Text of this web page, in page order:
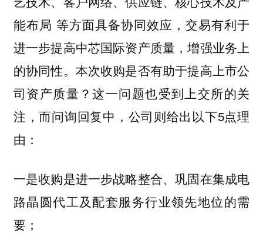
能布局 等方面具备协同效应，交易有利于
进一步提高中芯国际资产质量，增强业务上
的协同性。本次收购是否有助于提高上市公
司资产质量？这一问题也受到上交所的关
注，而问询回复中，公司则给出以下5点理
由：
一是收购是进一步战略整合、巩固在集成电
路晶圆代工及配套服务行业领先地位的需
要；